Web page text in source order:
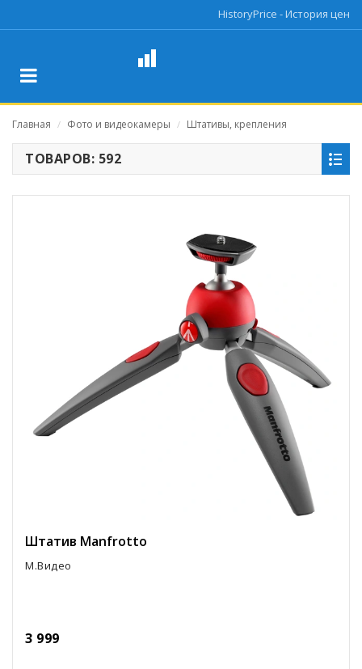
HistoryPrice - История цен
Главная / Фото и видеокамеры / Штативы, крепления
ТОВАРОВ: 592
Штатив Manfrotto
М.Видео
3 999